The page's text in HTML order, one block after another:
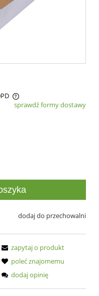
płatności
sprawdź formy dostawy
dodaj do przechowalni
zapytaj o produkt
poleć znajomemu
dodaj opinię